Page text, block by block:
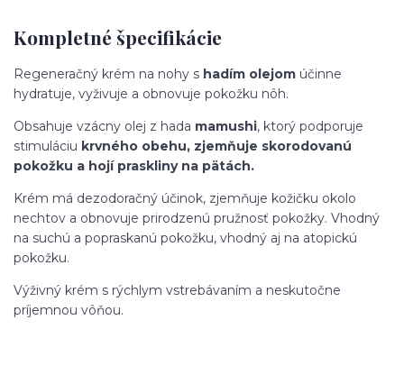
Kompletné špecifikácie
Regeneračný krém na nohy s hadím olejom účinne
hydratuje, vyživuje a obnovuje pokožku nôh.
Obsahuje vzácny olej z hada mamushi, ktorý podporuje
stimuláciu krvného obehu, zjemňuje skorodovanú
pokožku a hojí praskliny na pätách.
Krém má dezodoračný účinok, zjemňuje kožičku okolo
nechtov a obnovuje prirodzenú pružnosť pokožky. Vhodný
na suchú a popraskanú pokožku, vhodný aj na atopickú
pokožku.
Výživný krém s rýchlym vstrebávaním a neskutočne
príjemnou vôňou.